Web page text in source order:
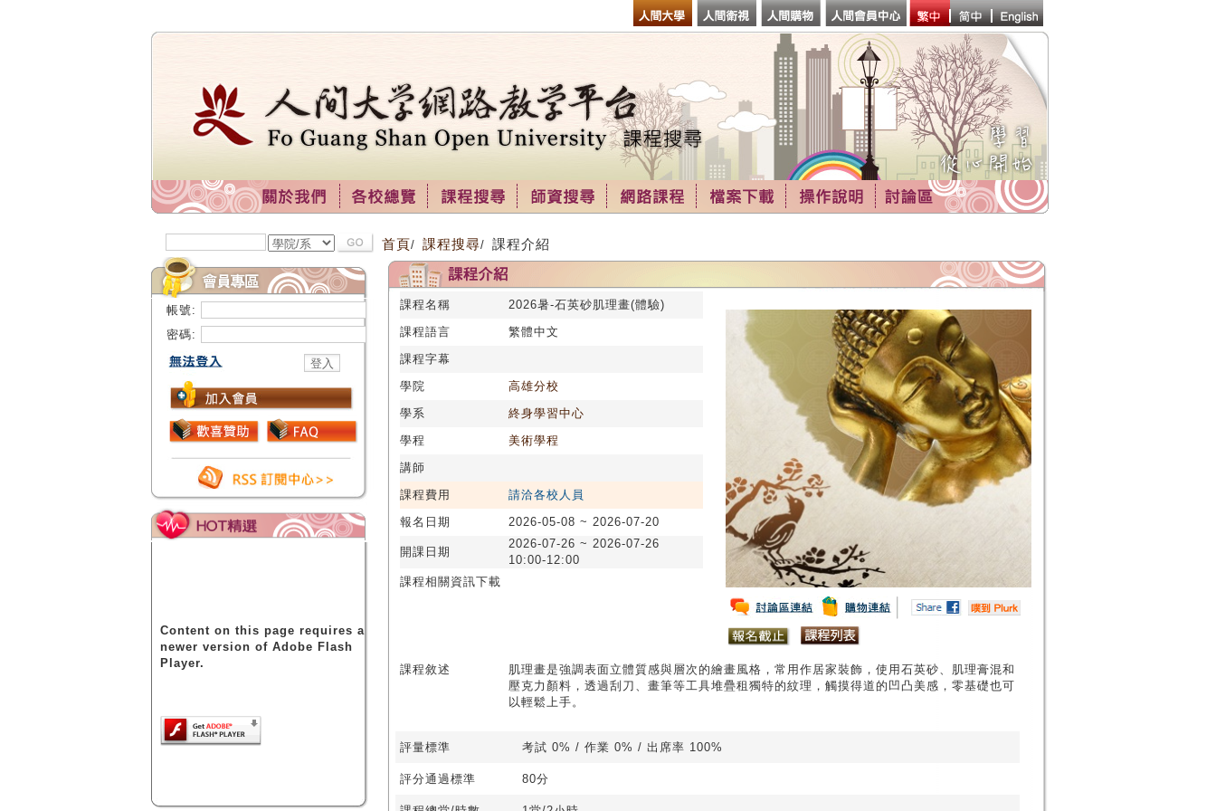
帳號:
密碼:
Content on this page requires a
newer version of Adobe Flash
Player.
首頁/ 課程搜尋/ 課程介紹
課程名稱
2026暑-石英砂肌理畫(體驗)
課程語言
繁體中文
課程字幕
學院
高雄分校
學系
終身學習中心
學程
美術學程
講師
課程費用
請洽各校人員
報名日期
2026-05-08 ~ 2026-07-20
開課日期
2026-07-26 ~ 2026-07-26
10:00-12:00
課程相關資訊下載
課程敘述
肌理畫是強調表面立體質感與層次的繪畫風格，常用作居家裝飾，使用石英砂、肌理膏混和
壓克力顏料，透過刮刀、畫筆等工具堆疊租獨特的紋理，觸摸得道的凹凸美感，零基礎也可
以輕鬆上手。
評量標準 考試 0% / 作業 0% / 出席率 100%
評分通過標準 80分